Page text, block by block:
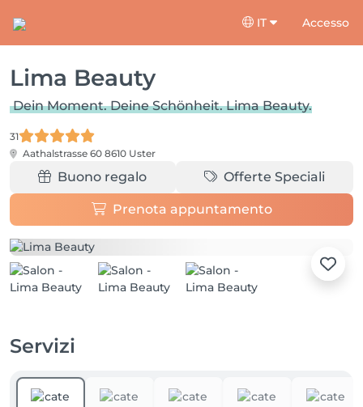
IT Accesso
Lima Beauty
Dein Moment. Deine Schönheit. Lima Beauty.
31
Aathalstrasse 60 8610 Uster
Buono regalo Offerte Speciali
Prenota appuntamento
Servizi